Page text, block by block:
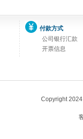
付款方式
公司银行汇款
开票信息
Copyright 2024